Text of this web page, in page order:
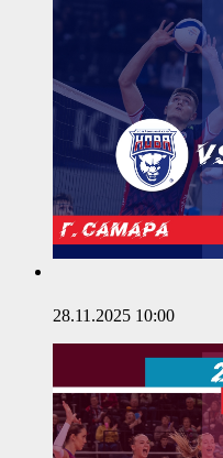
28.11.2025 10:00